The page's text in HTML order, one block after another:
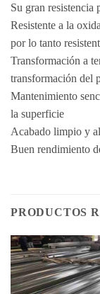
Su gran resistencia
Resistente a la
por lo tanto
Transformación a
transformación del
Mantenimiento
la superficie
Acabado limpio y
Buen rendimiento
PRODUCTOS